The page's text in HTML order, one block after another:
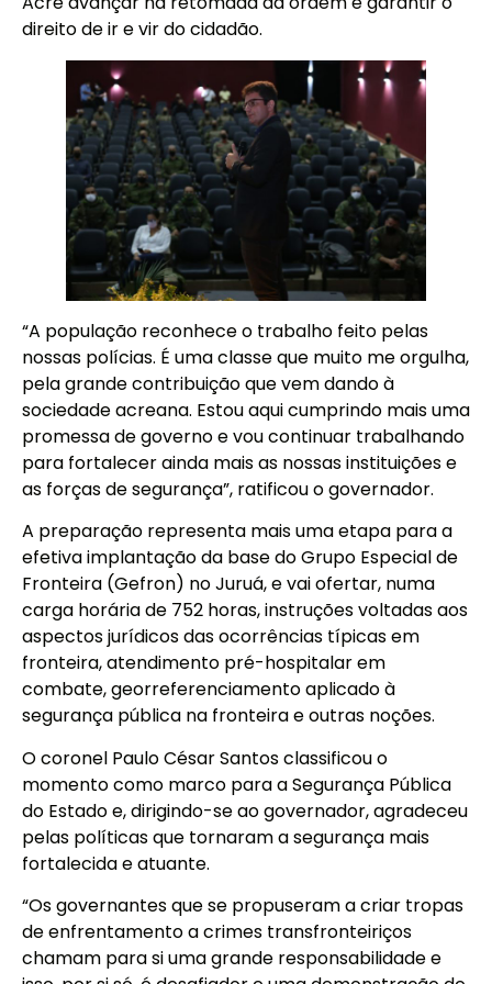
direito de ir e vir do cidadão.
“A população reconhece o trabalho feito pelas
nossas polícias. É uma classe que muito me orgulha,
pela grande contribuição que vem dando à
sociedade acreana. Estou aqui cumprindo mais uma
promessa de governo e vou continuar trabalhando
para fortalecer ainda mais as nossas instituições e
as forças de segurança”, ratificou o governador.
A preparação representa mais uma etapa para a
efetiva implantação da base do Grupo Especial de
Fronteira (Gefron) no Juruá, e vai ofertar, numa
carga horária de 752 horas, instruções voltadas aos
aspectos jurídicos das ocorrências típicas em
fronteira, atendimento pré-hospitalar em
combate, georreferenciamento aplicado à
segurança pública na fronteira e outras noções.
O coronel Paulo César Santos classificou o
momento como marco para a Segurança Pública
do Estado e, dirigindo-se ao governador, agradeceu
pelas políticas que tornaram a segurança mais
fortalecida e atuante.
“Os governantes que se propuseram a criar tropas
de enfrentamento a crimes transfronteiriços
chamam para si uma grande responsabilidade e